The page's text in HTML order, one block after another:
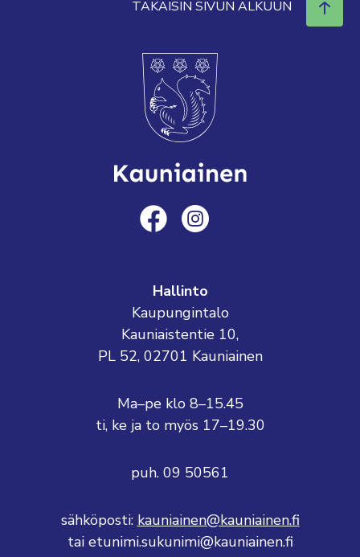
TAKAISIN SIVUN ALKUUN
Hallinto
Kaupungintalo
Kauniaistentie 10,
PL 52, 02701 Kauniainen
Ma–pe klo 8–15.45
ti, ke ja to myös 17–19.30
puh. 09 50561
sähköposti: kauniainen@kauniainen.fi
tai etunimi.sukunimi@kauniainen.fi